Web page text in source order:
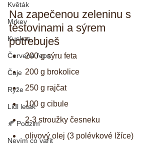
Květák
Mrkev
Kuskus
Červená řepa
Čaje
Rýže
Lidl letak
🍂 Podzim
Nevím co vařit
Na zapečenou zeleninu s
těstovinami a sýrem
potřebuješ
200 g sýru feta
200 g brokolice
250 g rajčat
100 g cibule
2-3 stroužky česneku
olivový olej (3 polévkové lžíce)